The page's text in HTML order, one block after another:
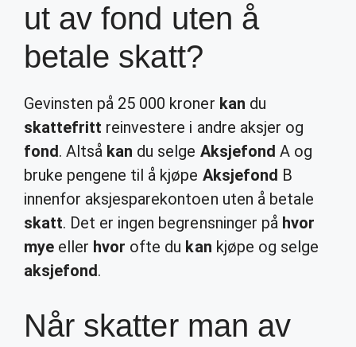
ut av fond uten å
betale skatt?
Gevinsten på 25 000 kroner kan du
skattefritt reinvestere i andre aksjer og
fond. Altså kan du selge Aksjefond A og
bruke pengene til å kjøpe Aksjefond B
innenfor aksjesparekontoen uten å betale
skatt. Det er ingen begrensninger på hvor
mye eller hvor ofte du kan kjøpe og selge
aksjefond.
Når skatter man av